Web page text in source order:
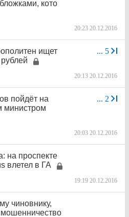
кото
20:23 20.12.2016
... 5
ищет
20:13 20.12.2016
... 2
пойдёт на
министром
20:03 20.12.2016
на проспекте
влетел в ГА
19:19 20.12.2016
чиновнику,
мошенничество